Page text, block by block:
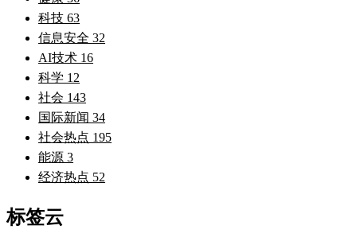
科技 63
信息安全 32
AI技术 16
科学 12
社会 143
国际新闻 34
社会热点 195
能源 3
经济热点 52
标签云